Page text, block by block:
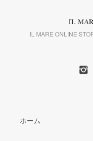
IL MARE ONLINE
ホーム